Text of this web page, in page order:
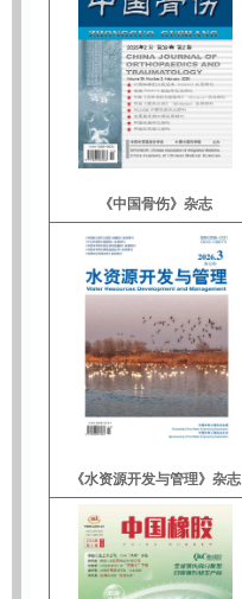
《中国骨伤》杂志
《水资源开发与管理》杂志